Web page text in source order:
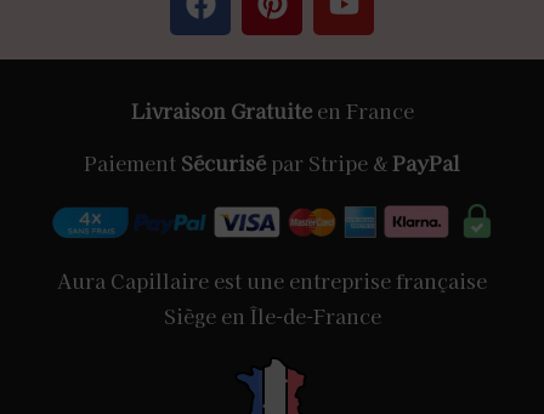
Livraison Gratuiteen France
Paiement Sécurisé par Stripe &PayPal
Aura Capillaire est une entreprise française
Siège en Île-de-France